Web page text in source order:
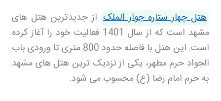
هتل چهار ستاره جوار الملک از جدیدترین هتل های
مشهد است که از سال 1401 فعالیت خود را آغاز کرده
است. این هتل با فاصله حدود 800 متری تا ورودی باب
الجواد حرم مطهر، یکی از نزدیک ترین هتل های مشهد
به حرم امام رضا (ع) محسوب می شود.